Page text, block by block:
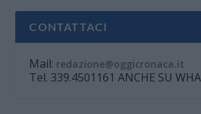
CONTATTACI
Mail: redazione@oggicronaca.it
Tel. 339.4501161 ANCHE SU